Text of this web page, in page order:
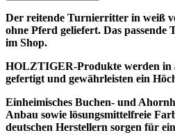
Der reitende Turnierritter in weiß
ohne Pferd geliefert. Das
im Shop.
HOLZTIGER-Produkte werden in
gefertigt und gewährleisten ein
Einheimisches Buchen- und
Anbau sowie lösungsmittelfreie
deutschen Herstellern sorgen für